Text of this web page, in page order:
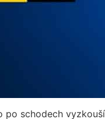
schodech